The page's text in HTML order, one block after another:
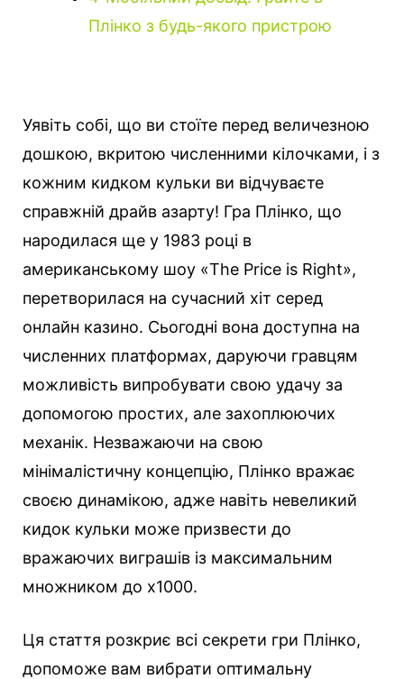
Плінко з будь-якого пристрою
Уявіть собі, що ви стоїте перед величезною
дошкою, вкритою численними кілочками, і з
кожним кидком кульки ви відчуваєте
справжній драйв азарту! Гра Плінко, що
народилася ще у 1983 році в
американському шоу «The Price is Right»,
перетворилася на сучасний хіт серед
онлайн казино. Сьогодні вона доступна на
численних платформах, даруючи гравцям
можливість випробувати свою удачу за
допомогою простих, але захоплюючих
механік. Незважаючи на свою
мінімалістичну концепцію, Плінко вражає
своєю динамікою, адже навіть невеликий
кидок кульки може призвести до
вражаючих виграшів із максимальним
множником до х1000.
Ця стаття розкриє всі секрети гри Плінко,
допоможе вам вибрати оптимальну